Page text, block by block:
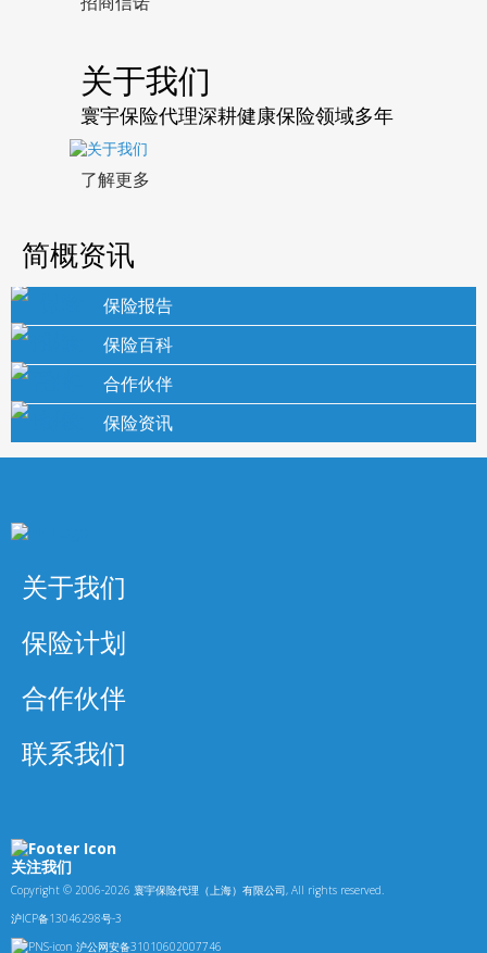
关于我们
寰宇保险代理深耕健康保险领域多年
了解更多
简概资讯
保险报告
保险百科
合作伙伴
保险资讯
关于我们
保险计划
合作伙伴
联系我们
关注我们
Copyright © 2006-2026 寰宇保险代理（上海）有限公司, All rights reserved.
沪ICP备13046298号-3
沪公网安备31010602007746